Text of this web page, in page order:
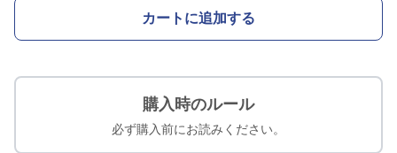
カートに追加する
購入時のルール
必ず購入前にお読みください。